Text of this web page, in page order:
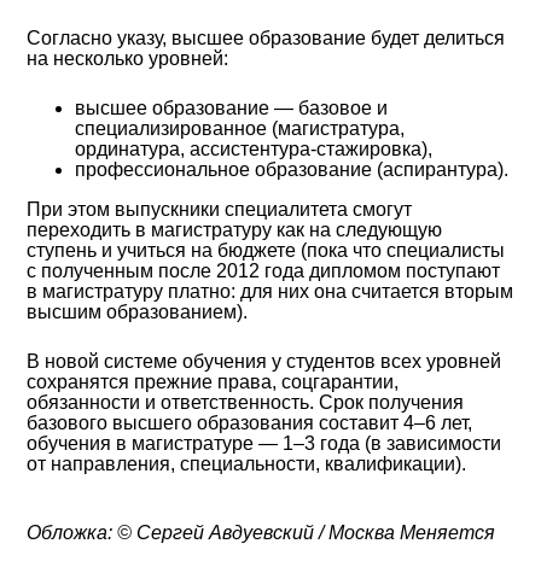
Согласно указу, высшее образование будет делиться
на несколько уровней:
высшее образование — базовое и
специализированное (магистратура,
ординатура, ассистентура-стажировка),
профессиональное образование (аспирантура).
При этом выпускники специалитета смогут
переходить в магистратуру как на следующую
ступень и учиться на бюджете (пока что специалисты
с полученным после 2012 года дипломом поступают
в магистратуру платно: для них она считается вторым
высшим образованием).
В новой системе обучения у студентов всех уровней
сохранятся прежние права, соцгарантии,
обязанности и ответственность. Срок получения
базового высшего образования составит 4–6 лет,
обучения в магистратуре — 1–3 года (в зависимости
от направления, специальности, квалификации).
Обложка: © Сергей Авдуевский / Москва Меняется